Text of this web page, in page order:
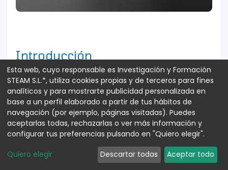
Introducción
La maqueta de Parking Automatizado es
una excelente herramienta educativa con
la cual introducirse al mundo de la
electrónica y la programación. Esta
maqueta esta equipada con los
Esta web, cuyo responsable es Investigación y Formación
STEAM S.L.*, utiliza cookies propias y de terceros para fines
analíticos y para mostrarte publicidad personalizada en
base a un perfil elaborado a partir de tus hábitos de
navegación (por ejemplo, páginas visitadas). Puedes
aceptarlas todas, rechazarlas o ver más información y
configurar tus preferencias pulsando en "Quiero elegir".
Quiero elegir Descartar todas Aceptar todo